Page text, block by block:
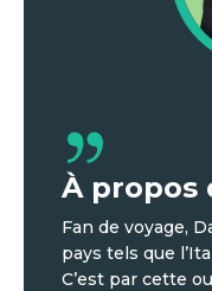
À propos
Fan de voyage,
pays tels que
C’est par cette